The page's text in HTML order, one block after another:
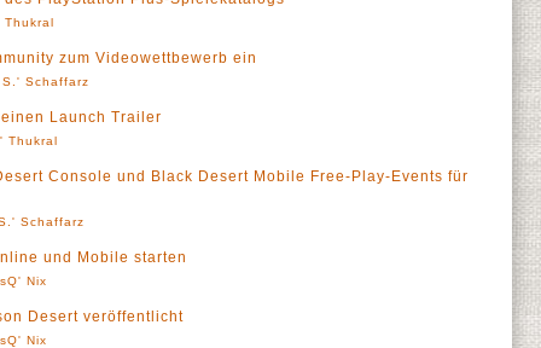
Thukral
zum Videowettbewerb ein
S.' Schaffarz
Launch Trailer
Thukral
Console und Black Desert Mobile Free-Play-Events für
Schaffarz
und Mobile starten
Nix
Desert veröffentlicht
Nix